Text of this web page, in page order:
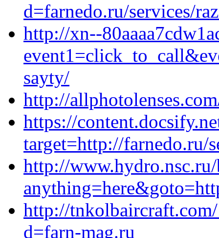
d=farnedo.ru/services/
http://xn--
sayty/
http://
https://
target=http://farnedo.ru/
http://
http://
d=farn-mag.ru